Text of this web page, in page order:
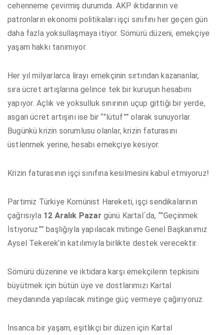
cehenneme çevirmiş durumda. AKP iktidarının ve
patronların ekonomi politikaları işçi sınıfını her geçen gün
daha fazla yoksullaşmaya itiyor. Sömürü düzeni, emekçiye
yaşam hakkı tanımıyor.
Her yıl milyarlarca lirayı emekçinin sırtından kazananlar,
sıra ücret artışlarına gelince tek bir kuruşun hesabını
yapıyor. Açlık ve yoksulluk sınırının uçup gittiği bir yerde,
asgari ücret artışını ise bir “”lütuf”” olarak sunuyorlar.
Bugünkü krizin sorumlusu olanlar, krizin faturasını
üstlenmek yerine, hesabı emekçiye kesiyor.
Krizin faturasının işçi sınıfına kesilmesini kabul etmiyoruz!
Partimiz Türkiye Komünist Hareketi, işçi sendikalarının
çağrısıyla 12 Aralık Pazar günü Kartal`da, “”Geçinmek
İstiyoruz”” başlığıyla yapılacak mitinge Genel Başkanımız
Aysel Tekerek’in katılımıyla birlikte destek verecektir.
Sömürü düzenine ve iktidara karşı emekçilerin tepkisini
büyütmek için bütün üye ve dostlarımızı Kartal
meydanında yapılacak mitinge güç vermeye çağırıyoruz.
İnsanca bir yaşam, eşitlikçi bir düzen için Kartal